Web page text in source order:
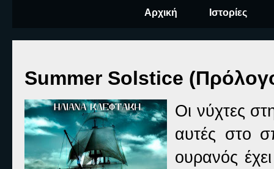
Αρχική Ιστορίες
Summer Solstice
Οι νύχτες
αυτές στο
ουρανός